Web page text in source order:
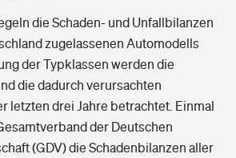
die Schaden- und Unfallbilanzen
zugelassenen Automodells
der Typklassen werden die
die dadurch verursachten
letzten drei Jahre betrachtet. Einmal
der Deutschen
(GDV) die Schadenbilanzen aller